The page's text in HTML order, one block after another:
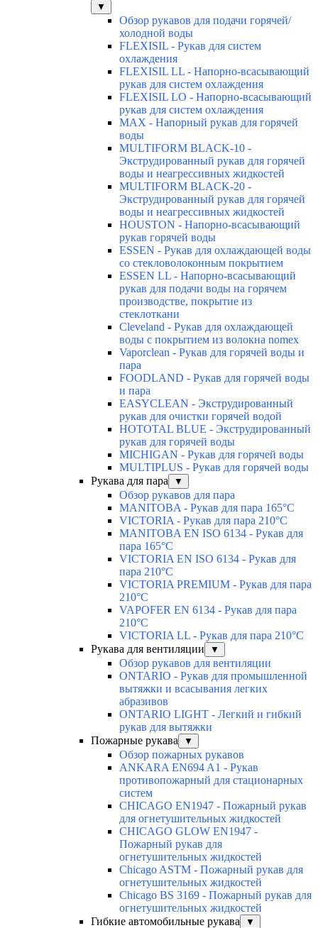
▼
Обзор рукавов для подачи горячей/
холодной воды
FLEXISIL - Рукав для систем
охлаждения
FLEXISIL LL - Напорно-всасывающий
рукав для систем охлаждения
FLEXISIL LO - Напорно-всасывающий
рукав для систем охлаждения
MAX - Напорный рукав для горячей
воды
MULTIFORM BLACK-10 -
Экструдированный рукав для горячей
воды и неагрессивных жидкостей
MULTIFORM BLACK-20 -
Экструдированный рукав для горячей
воды и неагрессивных жидкостей
HOUSTON - Напорно-всасывающий
рукав горячей воды
ESSEN - Рукав для охлаждающей воды
со стекловолоконным покрытием
ESSEN LL - Напорно-всасывающий
рукав для подачи воды на горячем
производстве, покрытие из
стеклоткани
Cleveland - Рукав для охлаждающей
воды с покрытием из волокна nomex
Vaporclean - Рукав для горячей воды и
пара
FOODLAND - Рукав для горячей воды
и пара
EASYCLEAN - Экструдированный
рукав для очистки горячей водой
HOTOTAL BLUE - Экструдированный
рукав для горячей воды
MICHIGAN - Рукав для горячей воды
MULTIPLUS - Рукав для горячей воды
Рукава для пара
▼
Обзор рукавов для пара
MANITOBA - Рукав для пара 165°C
VICTORIA - Рукав для пара 210°C
MANITOBA EN ISO 6134 - Рукав для
пара 165°C
VICTORIA EN ISO 6134 - Рукав для
пара 210°C
VICTORIA PREMIUM - Рукав для пара
210°C
VAPOFER EN 6134 - Рукав для пара
210°C
VICTORIA LL - Рукав для пара 210°C
Рукава для вентиляции
▼
Обзор рукавов для вентиляции
ONTARIO - Рукав для промышленной
вытяжки и всасывания легких
абразивов
ONTARIO LIGHT - Легкий и гибкий
рукав для вытяжки
Пожарные рукава
▼
Обзор пожарных рукавов
ANKARA EN694 A1 - Рукав
противопожарный для стационарных
систем
CHICAGO EN1947 - Пожарный рукав
для огнетушительных жидкостей
CHICAGO GLOW EN1947 -
Пожарный рукав для
огнетушительных жидкостей
Chicago ASTM - Пожарный рукав для
огнетушительных жидкостей
Chicago BS 3169 - Пожарный рукав для
огнетушительных жидкостей
Гибкие автомобильные рукава
▼